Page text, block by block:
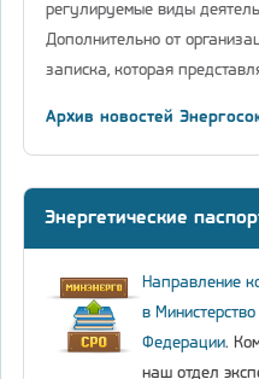
регулируемые виды
Дополнительно от
записка, которая
Архив новостей
Энергетические
Направление
в
Федерации.
наш отдел